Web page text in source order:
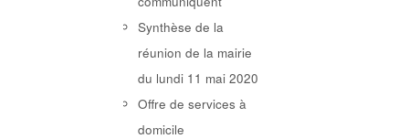
Synthèse de la
réunion de la mairie
du lundi 11 mai 2020
Offre de services à
domicile